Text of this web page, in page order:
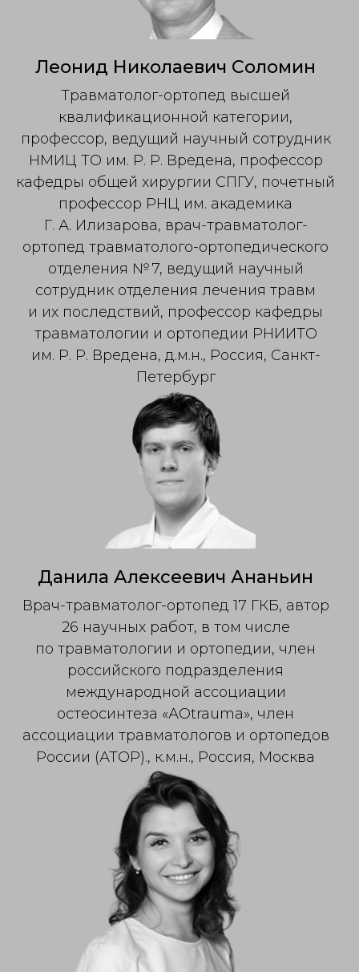
Леонид Николаевич Соломин
Травматолог-ортопед высшей
квалификационной категории,
профессор, ведущий научный сотрудник
НМИЦ ТО им. Р. Р. Вредена, профессор
кафедры общей хирургии СПГУ, почетный
профессор РНЦ им. академика
Г. А. Илизарова, врач-травматолог-
ортопед травматолого-ортопедического
отделения № 7, ведущий научный
сотрудник отделения лечения травм
и их последствий, профессор кафедры
травматологии и ортопедии РНИИТО
им. Р. Р. Вредена, д.м.н., Россия, Санкт-
Петербург
Данила Алексеевич Ананьин
Врач-травматолог-ортопед 17 ГКБ, автор
26 научных работ, в том числе
по травматологии и ортопедии, член
российского подразделения
международной ассоциации
остеосинтеза «АОtrauma», член
ассоциации травматологов и ортопедов
России (АТОР)., к.м.н., Россия, Москва